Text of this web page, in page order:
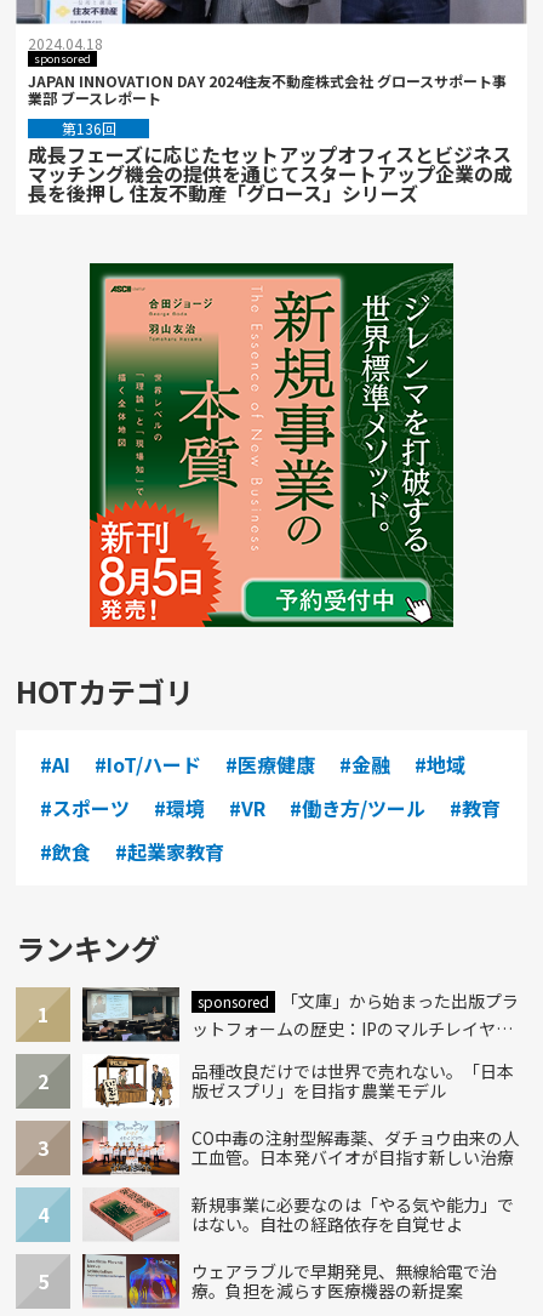
2024.04.18
sponsored
JAPAN INNOVATION DAY 2024――住友不動産株式会社 グロースサポート事
業部 ブースレポート
第136回
成長フェーズに応じたセットアップオフィスとビジネス
マッチング機会の提供を通じてスタートアップ企業の成
長を後押し 住友不動産「グロース」シリーズ
HOTカテゴリ
#AI #IoT/ハード #医療健康 #金融
#地域
#スポーツ
#環境 #VR #働き方/ツール
#教育
#飲食
#起業家教育
ランキング
1 sponsored
「文庫」から始まった出版プラ
ットフォームの歴史：IPのマルチレイヤー
2
品種改良だけでは世界で売れない。「日本
版ゼスプリ」を目指す農業モデル
3
CO中毒の注射型解毒薬、ダチョウ由来の人
工血管。日本発バイオが目指す新しい治療
4
新規事業に必要なのは「やる気や能力」で
はない。自社の経路依存を自覚せよ
5
ウェアラブルで早期発見、無線給電で治
療。負担を減らす医療機器の新提案